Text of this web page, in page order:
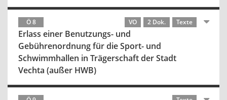
Ö 8 VO 2 Dok. Texte
Erlass einer Benutzungs- und
Gebührenordnung für die Sport- und
Schwimmhallen in Trägerschaft der Stadt
Vechta (außer HWB)